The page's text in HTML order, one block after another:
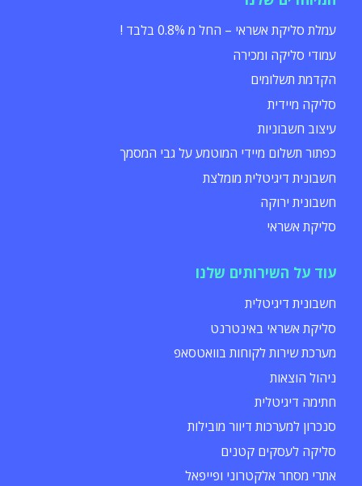
עמלת סליקת אשראי – החל מ 0.8% בלבד !
עמודי סליקה ומכירה
הקדמת תשלומים
סליקה מיידית
עיצוב חשבוניות
כפתור תשלום מיידי המוטמע על גבי המסמך
חשבונית דיגיטלית מומלצת
חשבונית ירוקה
סליקת אשראי
עוד על השירותים שלנו
חשבונית דיגיטלית
סליקת אשראי באינטרנט
מערכת שירות לקוחות בוואטסאפ
ניהול הוצאות
חתימה דיגיטלית
סנכרון למערכות דיוור מובילות
סליקה לעסקים קטנים
אתרי מסחר אלקטרוני ופייפאל